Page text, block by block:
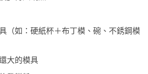
（如：硬紙杯＋布丁模、碗、不銹鋼模
大的模具